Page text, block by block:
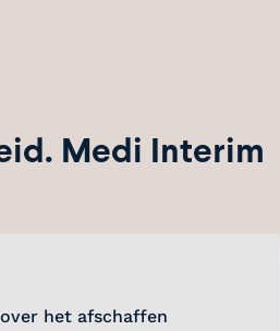
Medi Interim
het afschaffen